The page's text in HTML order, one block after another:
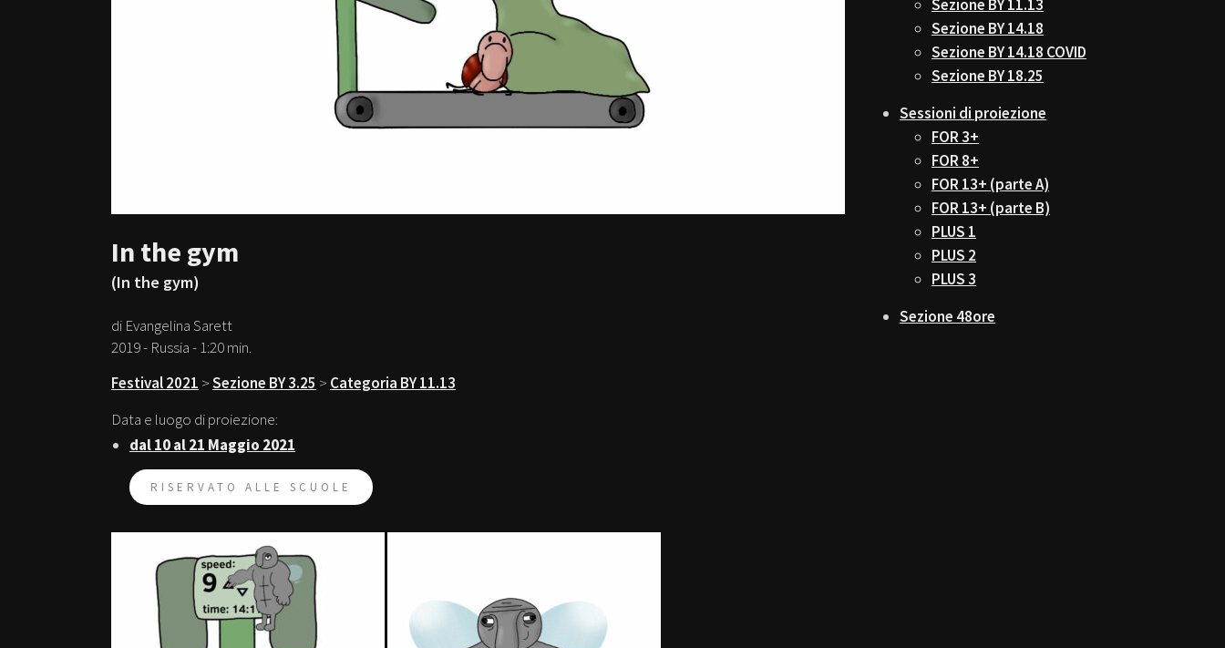
In the gym
(In the gym)
di Evangelina Sarett
2019 - Russia - 1:20 min.
Festival 2021 >Sezione BY 3.25 > Categoria BY 11.13
Data e luogo di proiezione:
dal 10 al 21 Maggio 2021
RISERVATO ALLE SCUOLE
Sezione BY 11.13
Sezione BY 14.18
Sezione BY 14.18 COVID
Sezione BY 18.25
Sessioni di proiezione
FOR 3+
FOR 8+
FOR 13+ (parte A)
FOR 13+ (parte B)
PLUS 1
PLUS 2
PLUS 3
Sezione 48ore